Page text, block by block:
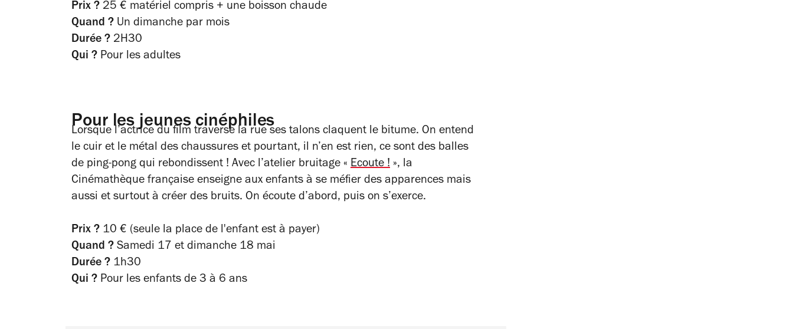
Prix ? 25 € matériel compris + une boisson chaude
Quand ? Un dimanche par mois
Durée ? 2H30
Qui ? Pour les adultes
Pour les jeunes cinéphiles
Lorsque l’actrice du film traverse la rue ses talons claquent le bitume. On entend
le cuir et le métal des chaussures et pourtant, il n’en est rien, ce sont des balles
de ping-pong qui rebondissent ! Avec l’atelier bruitage « Ecoute ! », la
Cinémathèque française enseigne aux enfants à se méfier des apparences mais
aussi et surtout à créer des bruits. On écoute d’abord, puis on s’exerce.
Prix ? 10 € (seule la place de l'enfant est à payer)
Quand ? Samedi 17 et dimanche 18 mai
Durée ? 1h30
Qui ? Pour les enfants de 3 à 6 ans